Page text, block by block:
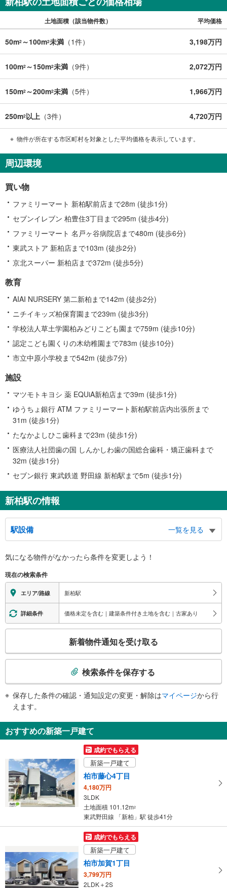
・じっくり内覧コース （60分～）
・まずは住宅ローン相談から （30分～）
【資料請求無料、お電話でのお問い合わせ無料】
お日にち:時間帯のご指定が可能です!!
平日やお仕事前・後のご内覧もお待ちしております!!
ご希望の日程、お時間をお知らせください。
ご連絡を心よりお待ちしております！
土地面積（該当物件数） 平均価格
50m2 ～100m2未満 （1件） 3,198万円
100m2 ～150m2未満 （9件） 2,072万円
150m2 ～200m2未満 （5件） 1,966万円
250m2以上 （3件） 4,720万円
物件が所在する市区町村を対象とした平均価格を表示しています。
周辺環境
買い物
ファミリーマート 新柏駅前店まで28m (徒歩1分)
セブンイレブン 柏豊住3丁目まで295m (徒歩4分)
ファミリーマート 名戸ヶ谷病院店まで480m (徒歩6分)
東武ストア 新柏店まで103m (徒歩2分)
京北スーパー 新柏店まで372m (徒歩5分)
教育
AIAI NURSERY 第二新柏まで142m (徒歩2分)
ニチイキッズ柏保育園まで239m (徒歩3分)
学校法人草土学園柏みどりこども園まで759m (徒歩10分)
認定こども園くりの木幼稚園まで783m (徒歩10分)
市立中原小学校まで542m (徒歩7分)
施設
マツモトキヨシ 薬 EQUiA新柏店まで39m (徒歩1分)
ゆうちょ銀行 ATM ファミリーマート新柏駅前店内出張所まで
31m (徒歩1分)
たなかよしひこ歯科まで23m (徒歩1分)
医療法人社団歯の国 しんかしわ歯の国総合歯科・矯正歯科まで
32m (徒歩1分)
セブン銀行 東武鉄道 野田線 新柏駅まで5m (徒歩1分)
新柏駅の情報
駅設備
一覧を見る
※段差なしでの移動経路
地上⇔改札⇔ホーム：○
エレベータ
・ホーム⇔改札
エスカレータ
・ホーム⇔改札
・改札内
・点字テープ（券売機・手すり等）
・ＡＥＤ
気になる物件がなかったら条件を変更しよう！
現在の検索条件
エリア/路線 新柏駅
詳細条件 価格未定を含む｜建築条件付き土地を含む｜古家あり
検
知
を
け
取
る
・
条
を
ペ
ー
ジ
新着物件通知を受け取る
検索条件を保存する
保存した条件の確認・通知設定の変更・解除はマイページから行
えます。
おすすめの新築一戸建て
成約でもらえる
新築一戸建て
柏市藤心4丁目
4,180万円
3LDK
土地面積 101.12m2
東武野田線 「新柏」駅 徒歩41分
成約でもらえる
新築一戸建て
柏市加賀1丁目
3,799万円
2LDK＋2S